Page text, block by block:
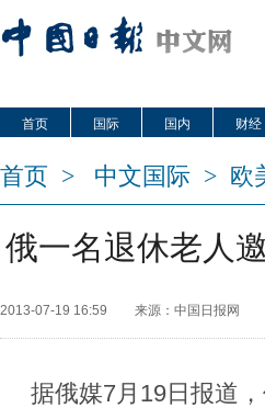
首页 国际 国内 财经
首页 > 中文国际 > 欧
俄一名退休老人
2013-07-19 16:59 来源：中国日报网
据俄媒7月19日报道